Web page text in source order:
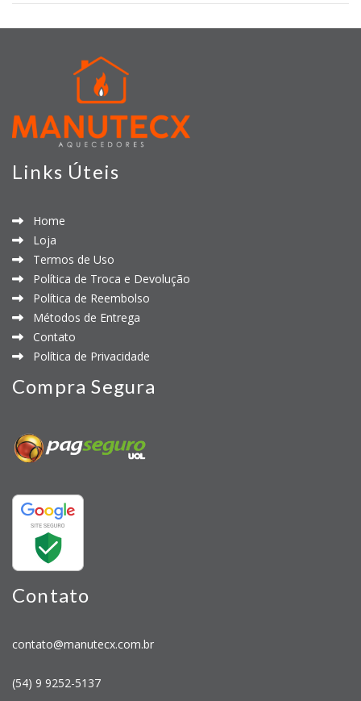
Links Úteis
Home
Loja
Termos de Uso
Política de Troca e Devolução
Política de Reembolso
Métodos de Entrega
Contato
Política de Privacidade
Compra Segura
Contato
contato@manutecx.com.br
(54) 9 9252-5137